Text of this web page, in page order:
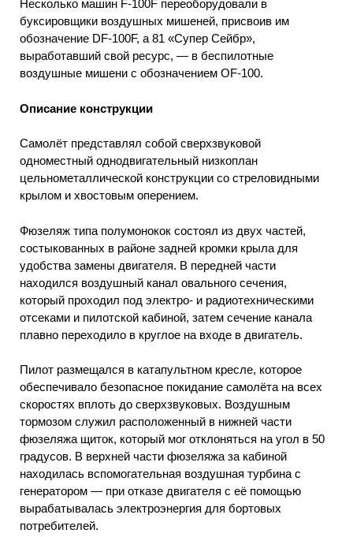
Несколько машин F-100F переоборудовали в
буксировщики воздушных мишеней, присвоив им
обозначение DF-100F, а 81 «Супер Сейбр»,
выработавший свой ресурс, — в беспилотные
воздушные мишени с обозначением ОF-100.
Описание конструкции
Самолёт представлял собой сверхзвуковой
одноместный однодвигательный низкоплан
цельнометаллической конструкции со стреловидными
крылом и хвостовым оперением.
Фюзеляж типа полумонокок состоял из двух частей,
состыкованных в районе задней кромки крыла для
удобства замены двигателя. В передней части
находился воздушный канал овального сечения,
который проходил под электро- и радиотехническими
отсеками и пилотской кабиной, затем сечение канала
плавно переходило в круглое на входе в двигатель.
Пилот размещался в катапультном кресле, которое
обеспечивало безопасное покидание самолёта на всех
скоростях вплоть до сверхзвуковых. Воздушным
тормозом служил расположенный в нижней части
фюзеляжа щиток, который мог отклоняться на угол в 50
градусов. В верхней части фюзеляжа за кабиной
находилась вспомогательная воздушная турбина с
генератором — при отказе двигателя с её помощью
вырабатывалась электроэнергия для бортовых
потребителей.